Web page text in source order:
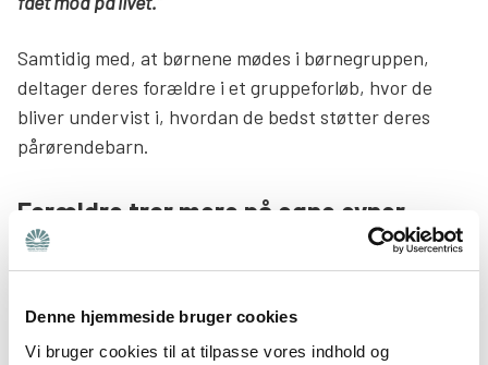
Denne hjemmeside bruger cookies
Vi bruger cookies til at tilpasse vores indhold og
Samtidig med, at børnene mødes i børnegruppen,
deltager deres forældre i et gruppeforløb, hvor de
bliver undervist i, hvordan de bedst støtter deres
pårørendebarn.
Forældre tror mere på egne evner
Mere end 350.000 børn i Danmark vokser op i familier,
fylder i hverdagen. Flere børn oplever at stå alene
med bekymringer og ansvar, uden at omgivelserne